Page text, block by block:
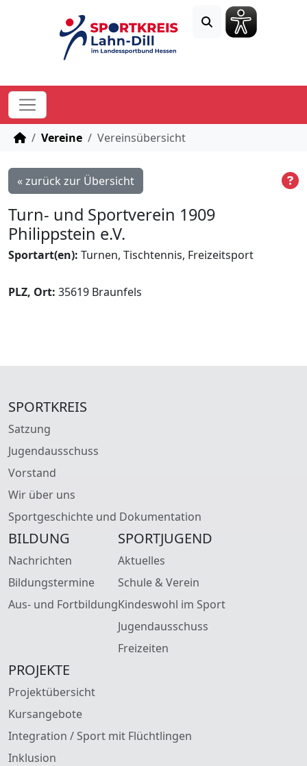
STARTSEITE
Vereine Vereinsübersicht
« zurück zur Übersicht
Turn- und Sportverein 1909
Philippstein e.V.
Sportart(en): Turnen, Tischtennis, Freizeitsport
PLZ, Ort: 35619 Braunfels
SPORTKREIS
Satzung
Jugendausschuss
Vorstand
Wir über uns
Sportgeschichte und Dokumentation
BILDUNG
Nachrichten
Bildungstermine
Aus- und Fortbildung
SPORTJUGEND
Aktuelles
Schule & Verein
Kindeswohl im Sport
Jugendausschuss
Freizeiten
PROJEKTE
Projektübersicht
Kursangebote
Integration / Sport mit Flüchtlingen
Inklusion